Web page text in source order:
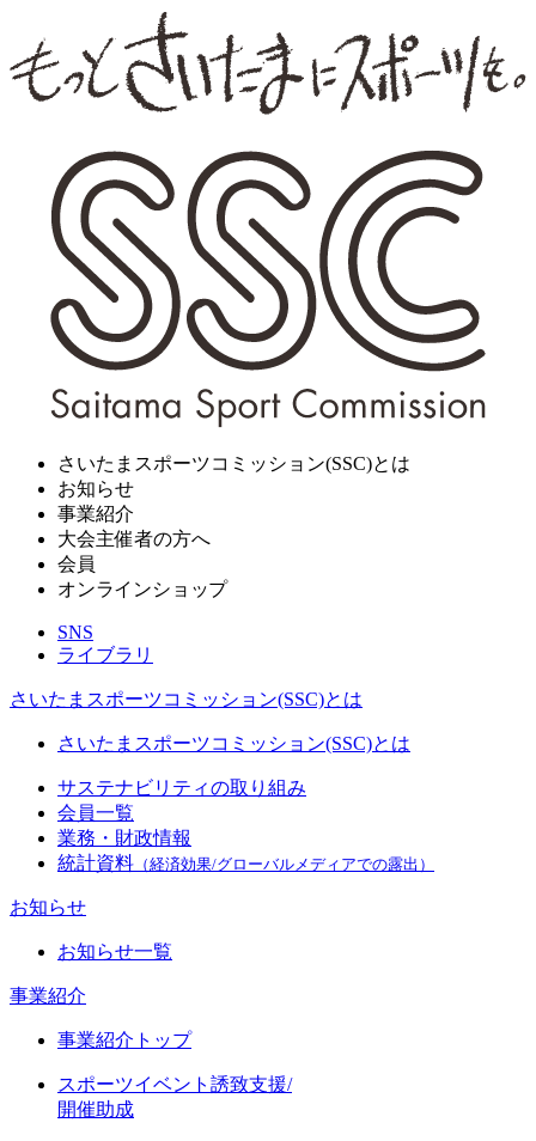
さいたまスポーツコミッション(SSC)とは
お知らせ
事業紹介
大会主催者の方へ
会員
オンラインショップ
SNS
ライブラリ
さいたまスポーツコミッション(SSC)とは
さいたまスポーツコミッション(SSC)とは
サステナビリティの取り組み
会員一覧
業務・財政情報
統計資料 （経済効果/グローバルメディアでの露出）
お知らせ
お知らせ一覧
事業紹介
事業紹介トップ
スポーツイベント誘致支援/
開催助成